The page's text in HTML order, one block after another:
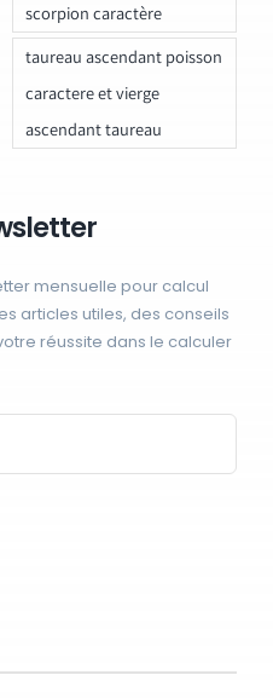
scorpion caractère
taureau ascendant poisson
caractere et vierge
ascendant taureau
mensuelle pour calcul
articles utiles, des conseils
réussite dans le calculer